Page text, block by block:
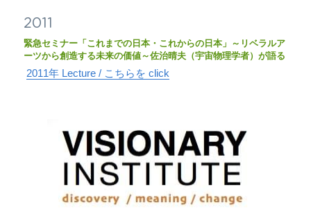
2011
緊急セミナー「これまでの日本・これからの日本」～リベラルア
ーツから創造する未来の価値～佐治晴夫（宇宙物理学者）が語る
2011年 Lecture / こちらを click